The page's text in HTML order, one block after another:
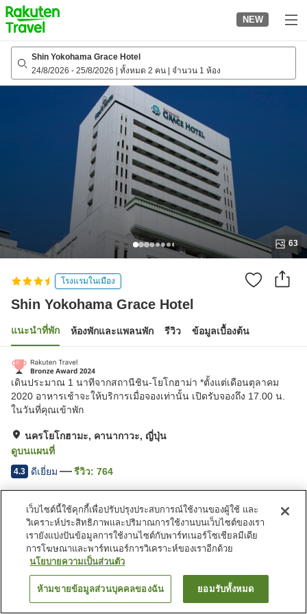
to
top
page
NEW
Shin Yokohama Grace Hotel
24/8/2026 - 25/8/2026 ทั้งหมด 2 คน จำนวน 1 ห้อง
63
โรงแรมในเมือง
Shin Yokohama Grace Hotel
แนะนำที่พัก ห้องพักและแพลนพัก รีวิว ข้อมูลเบื้องต้น
เดินประมาณ 1 นาทีจากสถานีชิน-โยโกฮาม่า *ตั้งแต่เดือนตุลาคม
2020 อาหารเช้าจะให้บริการเมื่อจองเท่านั้น เปิดรับจองถึง 17.00 น.
ในวันที่คุณเข้าพัก
นครโยโกฮามะ, คานากาวะ, ญี่ปุ่น
ดูบนแผนที่
4.3 ดีเยี่ยม รีวิว: 764
สิ่งอำนวยความสะดวกในที่พัก
ที่จอดรถ
สปา/บิวตี้ซาลอน
ร้านอาหาร
เลานจ์
Shin Yokohama Grace Hotel ค้นหาห้องพัก
เว็บไซต์นี้ใช้คุกกี้เพื่อปรับปรุงประสบการณ์ใช้งานของผู้ใช้ และ
วิเคราะห์ประสิทธิภาพและปริมาณการใช้งานบนเว็บไซต์ของเรา
เรายังแบ่งปันข้อมูลการใช้งานไซต์กับพาร์ทเนอร์โซเชียลมีเดีย
การโฆษณาและพาร์ทเนอร์การวิเคราะห์ของเราอีกด้วย
นโยบายความเป็นส่วนตัว
ห้ามขายข้อมูลส่วนบุคคลของฉัน ยอมรับทั้งหมด